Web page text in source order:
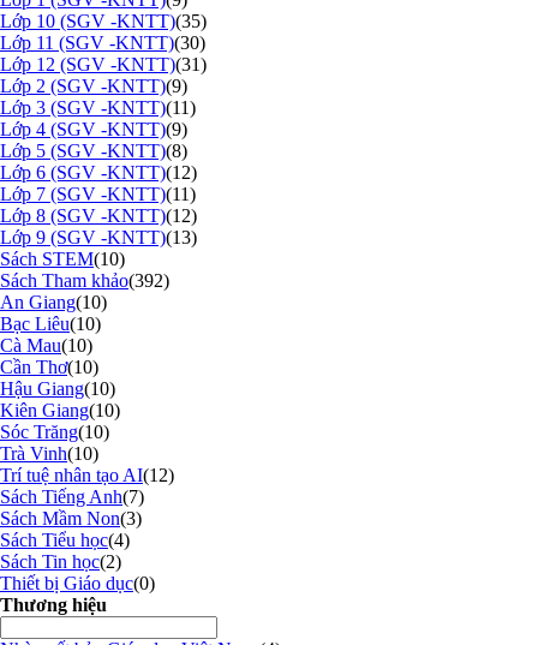
Lớp 10 (SGV -KNTT)(35)
Lớp 11 (SGV -KNTT)(30)
Lớp 12 (SGV -KNTT)(31)
Lớp 2 (SGV -KNTT)(9)
Lớp 3 (SGV -KNTT)(11)
Lớp 4 (SGV -KNTT)(9)
Lớp 5 (SGV -KNTT)(8)
Lớp 6 (SGV -KNTT)(12)
Lớp 7 (SGV -KNTT)(11)
Lớp 8 (SGV -KNTT)(12)
Lớp 9 (SGV -KNTT)(13)
Sách STEM(10)
Sách Tham khảo(392)
An Giang(10)
Bạc Liêu(10)
Cà Mau(10)
Cần Thơ(10)
Hậu Giang(10)
Kiên Giang(10)
Sóc Trăng(10)
Trà Vinh(10)
Trí tuệ nhân tạo AI(12)
Sách Tiếng Anh(7)
Sách Mầm Non(3)
Sách Tiểu học(4)
Sách Tin học(2)
Thiết bị Giáo dục(0)
Thương hiệu